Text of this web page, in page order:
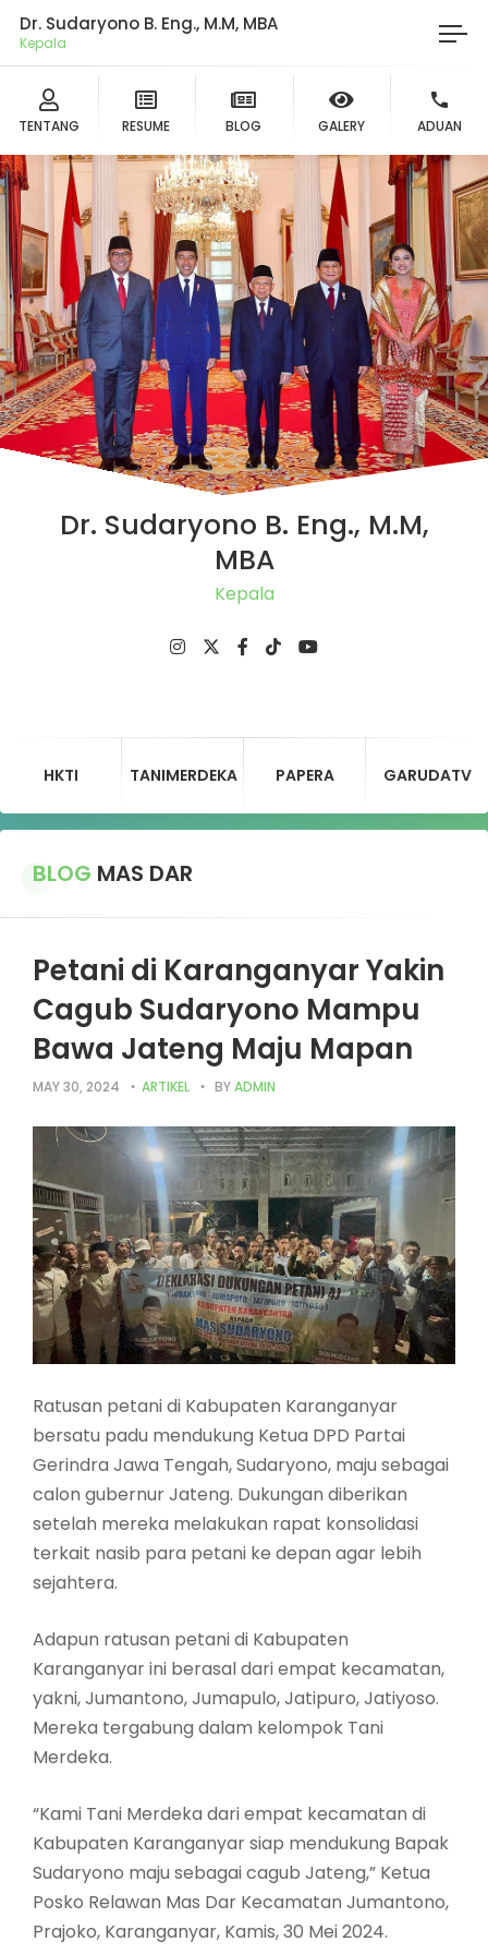
Dr. Sudaryono B. Eng., M.M, MBA
Ketua
TENTANG RESUME BLOG GALERY ADUAN
Dr. Sudaryono B. Eng., M.M,
MBA
Ketua
HKTI TANIMERDEKA PAPERA GARUDATV
BLOG MAS DAR
Petani di Karanganyar Yakin
Cagub Sudaryono Mampu
Bawa Jateng Maju Mapan
MAY 30, 2024 ARTIKEL BYADMIN
Ratusan petani di Kabupaten Karanganyar
bersatu padu mendukung Ketua DPD Partai
Gerindra Jawa Tengah, Sudaryono, maju sebagai
calon gubernur Jateng. Dukungan diberikan
setelah mereka melakukan rapat konsolidasi
terkait nasib para petani ke depan agar lebih
sejahtera.
Adapun ratusan petani di Kabupaten
Karanganyar ini berasal dari empat kecamatan,
yakni, Jumantono, Jumapulo, Jatipuro, Jatiyoso.
Mereka tergabung dalam kelompok Tani
Merdeka.
“Kami Tani Merdeka dari empat kecamatan di
Kabupaten Karanganyar siap mendukung Bapak
Sudaryono maju sebagai cagub Jateng,” Ketua
Posko Relawan Mas Dar Kecamatan Jumantono,
Prajoko, Karanganyar, Kamis, 30 Mei 2024.